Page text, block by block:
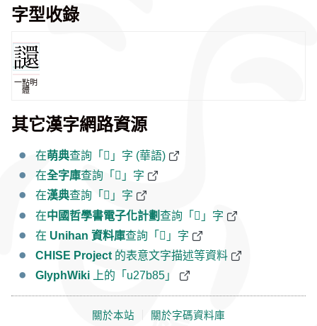
字型收錄
一點明
體
其它漢字網路資源
在萌典查詢「𧮅」字 (華語)
在全字庫查詢「𧮅」字
在漢典查詢「𧮅」字
在中國哲學書電子化計劃查詢「𧮅」字
在 Unihan 資料庫查詢「𧮅」字
CHISE Project 的表意文字描述等資料
GlyphWiki 上的「u27b85」
關於本站 關於字碼資料庫